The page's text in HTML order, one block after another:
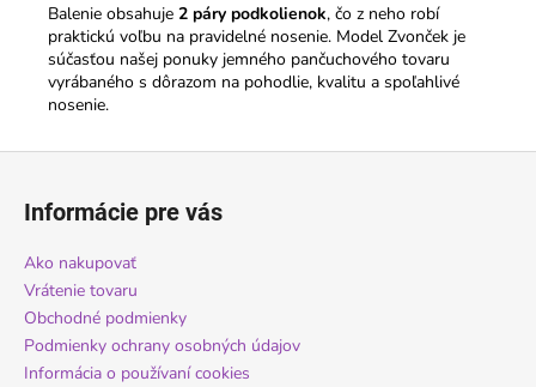
Balenie obsahuje 2 páry podkolienok, čo z neho robí
praktickú voľbu na pravidelné nosenie. Model Zvonček je
súčasťou našej ponuky jemného pančuchového tovaru
vyrábaného s dôrazom na pohodlie, kvalitu a spoľahlivé
nosenie.
Informácie pre vás
Ako nakupovať
Vrátenie tovaru
Obchodné podmienky
Podmienky ochrany osobných údajov
Informácia o používaní cookies